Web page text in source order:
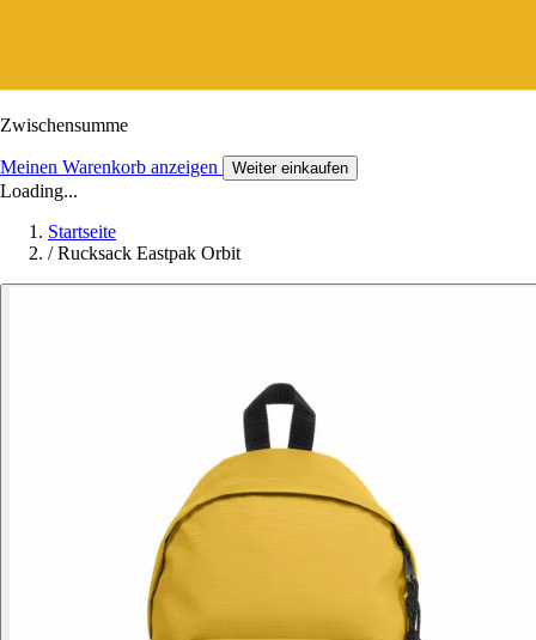
Zwischensumme
Meinen Warenkorb anzeigen Weiter einkaufen
Loading...
Startseite
/ Rucksack Eastpak Orbit